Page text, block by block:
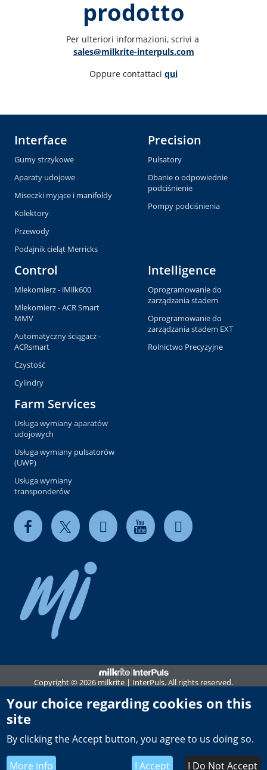
prodotto
Per ulteriori informazioni, scrivi a
sales@milkrite-interpuls.com
Oppure contattaci qui
Interface
Gumy strzykowe
Aparaty udojowe
Miseczki myjące i manifoldy
Kolektory
Przewody
Podajnik cieląt Merricks
Precision
Pulsatory
Dbanie o odpowiednie
podciśnienie
Pompy podciśnienia
Control
Mlekomierz - iMilk600
Mlekomierz - ACR Smart
MMV
Automatyczny ściągacz -
ACRsmart
Czystość
Cylindry
Intelligence
Oprogramowanie do
zarządzania stadem
Oprogramowanie do
zarządzania stadem EXT
Rolnictwo Precyzyjne
Farm Services
Usługa wymiany aparatów
udojowych
Usługa wymiany pulsatorów
(UWP)
Usługa wymiany
transponderów
Copyright © 2026 milkrite | InterPuls. All rights reserved.
Privacy and Cookie Policy
Whistleblowing Policy
Terms and Conditions of Sale PL
Your choice regarding cookies on this
site
By clicking the Accept button, you agree to us doing so.
More info I Accept I Do Not Accept